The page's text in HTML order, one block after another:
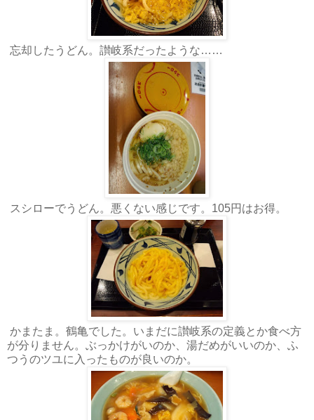
忘却したうどん。讃岐系だったような……
スシローでうどん。悪くない感じです。105円はお得。
かまたま。鶴亀でした。いまだに讃岐系の定義とか食べ方
が分りません。ぶっかけがいのか、湯だめがいいのか、ふ
つうのツユに入ったものが良いのか。